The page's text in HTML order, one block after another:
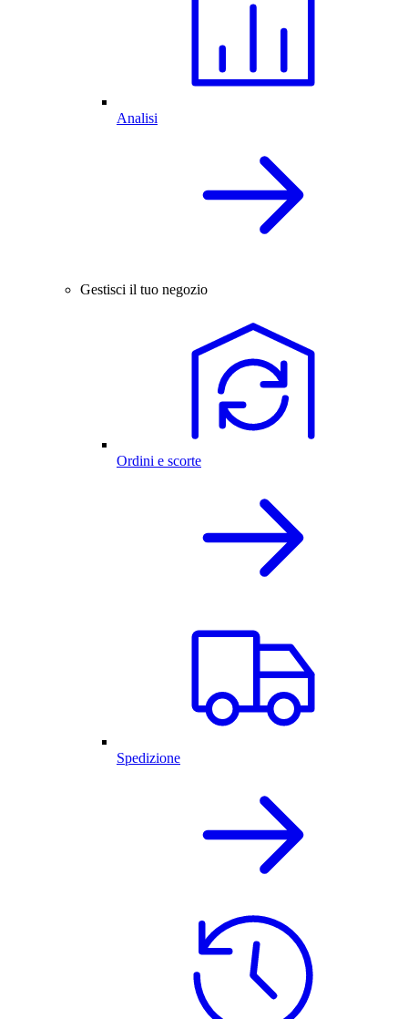
Analisi
Gestisci il tuo negozio
Ordini e scorte
Spedizione